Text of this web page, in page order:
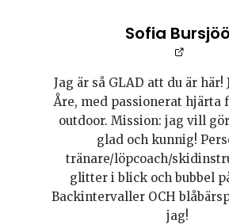
Sofia Bursjöö
Jag är så GLAD att du är här!
Åre, med passionerat hjärta
outdoor. Mission: jag vill
glad och kunnig!
tränare/löpcoach/
glitter i blick och bubbel
Backintervaller OCH
jag!